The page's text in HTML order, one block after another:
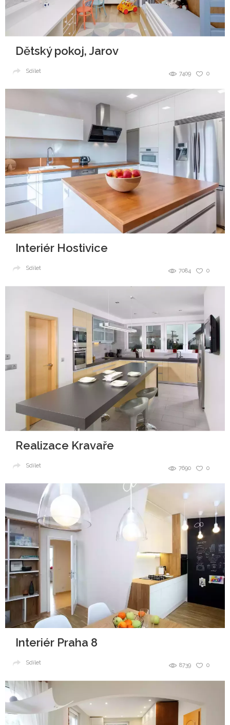
Dětský pokoj, Jarov
0
7409
Sdílet
Interiér Hostivice
0
7084
Sdílet
Realizace Kravaře
0
7690
Sdílet
Interiér Praha 8
0
8739
Sdílet